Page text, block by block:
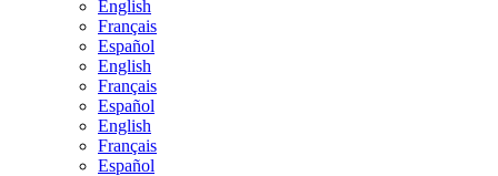
English
Français
Español
English
Français
Español
English
Français
Español